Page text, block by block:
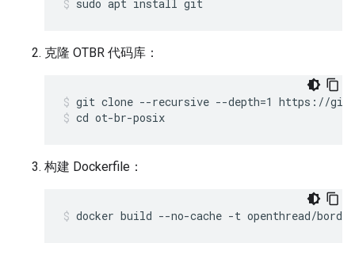
sudo apt install git
克隆 OTBR 代码库：
git clone --recursive --depth=1 https://
cd ot-br-posix
构建 Dockerfile：
docker build --no-cache -t openthread/